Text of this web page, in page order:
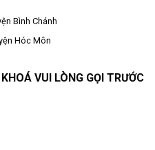
Bình Chánh
Hóc Môn
VUI LÒNG GỌI TRƯỚC